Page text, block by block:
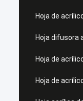
Hoja de
Hoja difusora
Hoja de
Hoja de